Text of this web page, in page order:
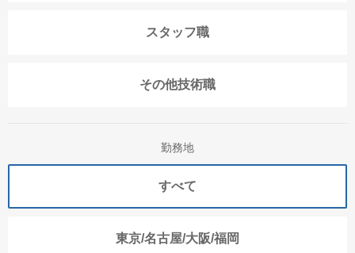
スタッフ職
その他技術職
勤務地
すべて
東京/名古屋/大阪/福岡